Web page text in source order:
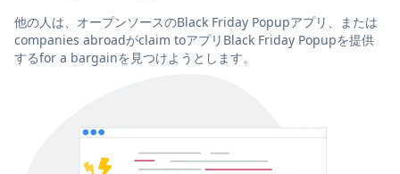
他の人は、オープンソースのBlack Friday Popupアプリ、または
companies abroadがclaim toアプリBlack Friday Popupを提供
するfor a bargainを見つけようとします。